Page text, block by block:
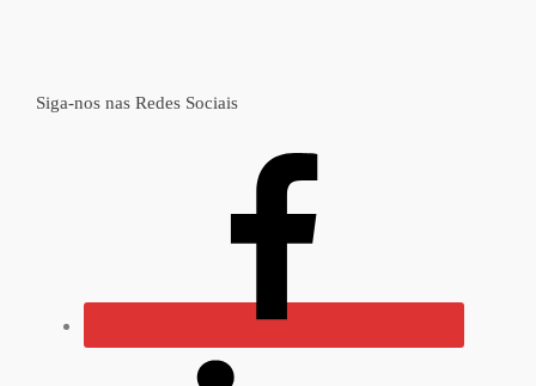
Siga-nos nas Redes Sociais